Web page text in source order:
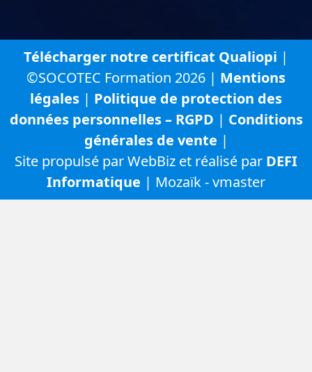
Télécharger notre certificat Qualiopi |
©SOCOTEC Formation 2026 | Mentions
légales | Politique de protection des
données personnelles – RGPD | Conditions
générales de vente |
Site propulsé par WebBiz et réalisé par DEFI
Informatique | Mozaïk - vmaster